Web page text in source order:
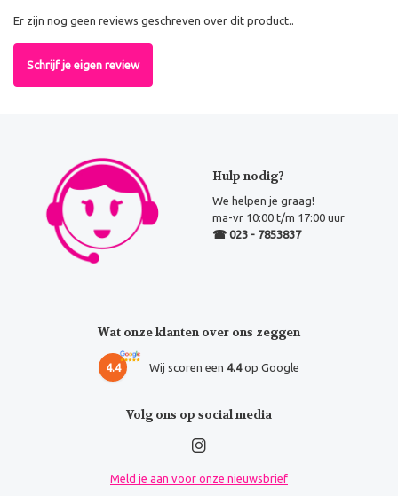
Er zijn nog geen reviews geschreven over dit product..
Schrijf je eigen review
Hulp nodig?
We helpen je graag!
ma-vr 10:00 t/m 17:00 uur
☎ 023 - 7853837
Wat onze klanten over ons zeggen
4.4 Wij scoren een 4.4op Google
Volg ons op social media
Meld je aan voor onze nieuwsbrief